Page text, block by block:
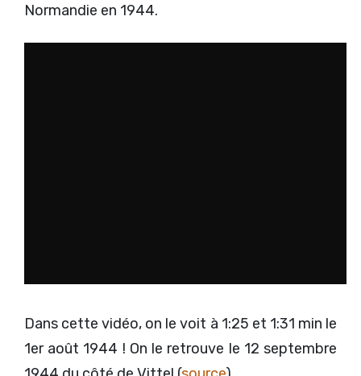
Normandie en 1944.
Dans cette vidéo, on le voit à 1:25 et 1:31 min le
1er août 1944 ! On le retrouve le 12 septembre